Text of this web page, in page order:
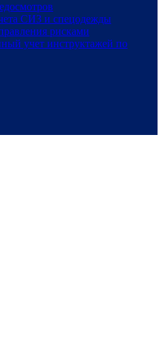
СИЗ и спецодежды
рисками
учет инструктажей по